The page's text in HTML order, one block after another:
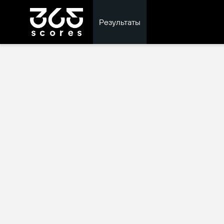
Результаты